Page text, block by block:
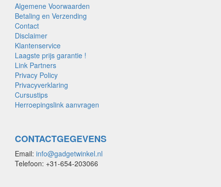
Algemene Voorwaarden
Betaling en Verzending
Contact
Disclaimer
Klantenservice
Laagste prijs garantie !
Link Partners
Privacy Policy
Privacyverklaring
Cursustips
Herroepingslink aanvragen
CONTACTGEGEVENS
Email: info@gadgetwinkel.nl
Telefoon: +31-654-203066